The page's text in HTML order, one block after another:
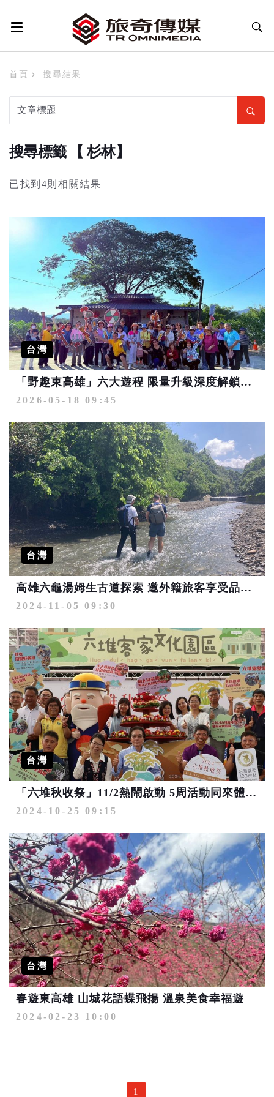
首頁 搜尋結果
搜尋標籤 【 杉林】
已找到4則相關結果
台灣
「野趣東高雄」六大遊程 限量升級深度解鎖山城魅力
2026-05-18 09:45
台灣
高雄六龜湯姆生古道探索 邀外籍旅客享受品山茶洗愛玉之旅
2024-11-05 09:30
台灣
「六堆秋收祭」11/2熱鬧啟動 5周活動同來體驗客家生活價值
2024-10-25 09:15
台灣
春遊東高雄 山城花語蝶飛揚 溫泉美食幸福遊
2024-02-23 10:00
1